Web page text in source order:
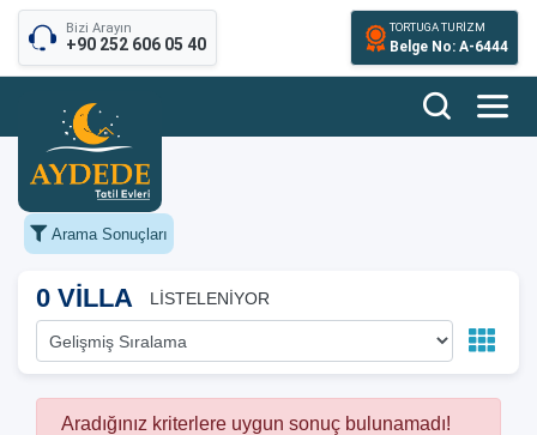
Bizi Arayın
+90 252 606 05 40
TORTUGA TURİZM
Belge No: A-6444
Arama Sonuçları
0 VİLLA LİSTELENİYOR
Aradığınız kriterlere uygun sonuç bulunamadı!